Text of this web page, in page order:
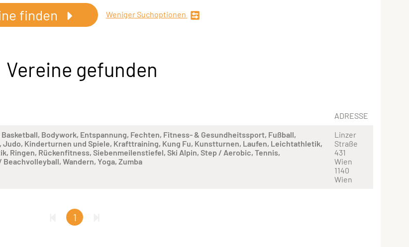
finden Weniger Suchoptionen
Vereine gefunden
ADRESSE
Basketball Bodywork Entspannung Fechten Fitness- & Gesundheitssport Fußball
Judo Kinderturnen und Spiele Krafttraining Kung Fu Kunstturnen Laufen Leichtathletik
Ringen Rückenfitness Siebenmeilenstiefel Ski Alpin Step / Aerobic Tennis
Beachvolleyball Wandern Yoga Zumba
Linzer
Straße
431
Wien
1140
Wien
1